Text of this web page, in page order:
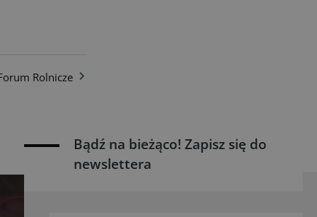
Rolnicze
Bądź na bieżąco! Zapisz się do
newslettera